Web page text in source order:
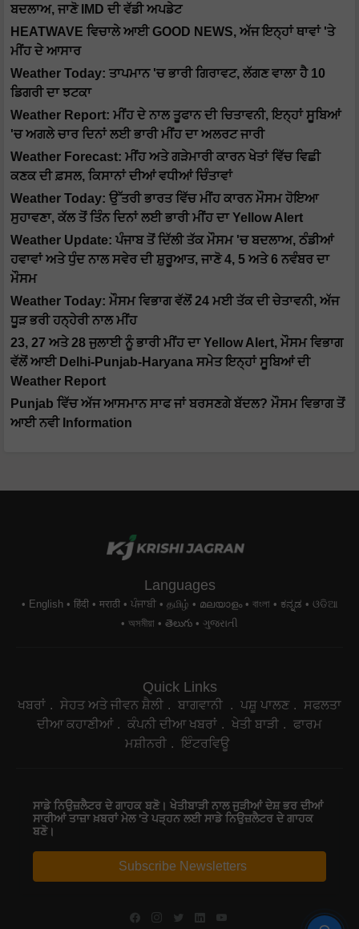
ਬਦਲਾਅ, ਜਾਣੋ IMD ਦੀ ਵੱਡੀ ਅਪਡੇਟ
HEATWAVE ਵਿਚਾਲੇ ਆਈ GOOD NEWS, ਅੱਜ ਇਨ੍ਹਾਂ ਥਾਵਾਂ 'ਤੇ
ਮੀਂਹ ਦੇ ਆਸਾਰ
Weather Today: ਤਾਪਮਾਨ 'ਚ ਭਾਰੀ ਗਿਰਾਵਟ, ਲੱਗਣ ਵਾਲਾ ਹੈ 10
ਡਿਗਰੀ ਦਾ ਝਟਕਾ
Weather Report: ਮੀਂਹ ਦੇ ਨਾਲ ਤੂਫਾਨ ਦੀ ਚਿਤਾਵਨੀ, ਇਨ੍ਹਾਂ ਸੂਬਿਆਂ
'ਚ ਅਗਲੇ ਚਾਰ ਦਿਨਾਂ ਲਈ ਭਾਰੀ ਮੀਂਹ ਦਾ ਅਲਰਟ ਜਾਰੀ
Weather Forecast: ਮੀਂਹ ਅਤੇ ਗੜੇਮਾਰੀ ਕਾਰਨ ਖੇਤਾਂ ਵਿੱਚ ਵਿਛੀ
ਕਣਕ ਦੀ ਫ਼ਸਲ, ਕਿਸਾਨਾਂ ਦੀਆਂ ਵਧੀਆਂ ਚਿੰਤਾਵਾਂ
Weather Today: ਉੱਤਰੀ ਭਾਰਤ ਵਿੱਚ ਮੀਂਹ ਕਾਰਨ ਮੌਸਮ ਹੋਇਆ
ਸੁਹਾਵਣਾ, ਕੱਲ ਤੋਂ ਤਿੰਨ ਦਿਨਾਂ ਲਈ ਭਾਰੀ ਮੀਂਹ ਦਾ Yellow Alert
Weather Update: ਪੰਜਾਬ ਤੋਂ ਦਿੱਲੀ ਤੱਕ ਮੌਸਮ 'ਚ ਬਦਲਾਅ, ਠੰਡੀਆਂ
ਹਵਾਵਾਂ ਅਤੇ ਧੁੰਦ ਨਾਲ ਸਵੇਰ ਦੀ ਸ਼ੁਰੂਆਤ, ਜਾਣੋ 4, 5 ਅਤੇ 6 ਨਵੰਬਰ ਦਾ
ਮੌਸਮ
Weather Today: ਮੌਸਮ ਵਿਭਾਗ ਵੱਲੋਂ 24 ਮਈ ਤੱਕ ਦੀ ਚੇਤਾਵਨੀ, ਅੱਜ
ਧੂੜ ਭਰੀ ਹਨ੍ਹੇਰੀ ਨਾਲ ਮੀਂਹ
23, 27 ਅਤੇ 28 ਜੁਲਾਈ ਨੂੰ ਭਾਰੀ ਮੀਂਹ ਦਾ Yellow Alert, ਮੌਸਮ ਵਿਭਾਗ
ਵੱਲੋਂ ਆਈ Delhi-Punjab-Haryana ਸਮੇਤ ਇਨ੍ਹਾਂ ਸੂਬਿਆਂ ਦੀ
Weather Report
Punjab ਵਿੱਚ ਅੱਜ ਆਸਮਾਨ ਸਾਫ ਜਾਂ ਬਰਸਣਗੇ ਬੱਦਲ? ਮੌਸਮ ਵਿਭਾਗ ਤੋਂ
ਆਈ ਨਵੀ Information
Languages
English हिंदी मराठी ਪੰਜਾਬੀ தமிழ் മലയാളം বাংলা ಕನ್ನಡ
ଓଡିଆ
অসমীয়া
తెలుగు ગુજરાતી
Quick Links
ਖਬਰਾਂ ਸੇਹਤ ਅਤੇ ਜੀਵਨ ਸ਼ੈਲੀ ਬਾਗਵਾਨੀ ਪਸ਼ੂ ਪਾਲਣ
ਸਫਲਤਾ
ਦੀਆ ਕਹਾਣੀਆਂ
ਕੰਪਨੀ ਦੀਆ ਖਬਰਾਂ ਖੇਤੀ ਬਾੜੀ
ਫਾਰਮ
ਮਸ਼ੀਨਰੀ
ਇੰਟਰਵਿਊ
ਸਾਡੇ ਨਿਉਜ਼ਲੈਟਰ ਦੇ ਗਾਹਕ ਬਣੋ। ਖੇਤੀਬਾੜੀ ਨਾਲ ਜੁੜੀਆਂ ਦੇਸ਼ ਭਰ ਦੀਆਂ
ਸਾਰੀਆਂ ਤਾਜ਼ਾ ਖ਼ਬਰਾਂ ਮੇਲ 'ਤੇ ਪੜ੍ਹਨ ਲਈ ਸਾਡੇ ਨਿਉਜ਼ਲੈਟਰ ਦੇ ਗਾਹਕ
ਬਣੋ।
Subscribe Newsletters